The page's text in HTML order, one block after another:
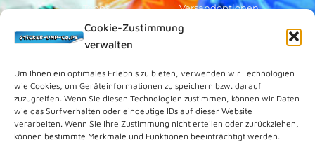
Cookie-Zustimmung
verwalten
Um Ihnen ein optimales Erlebnis zu bieten, verwenden wir Technologien
wie Cookies, um Geräteinformationen zu speichern bzw. darauf
zuzugreifen. Wenn Sie diesen Technologien zustimmen, können wir Daten
wie das Surfverhalten oder eindeutige IDs auf dieser Website
verarbeiten. Wenn Sie Ihre Zustimmung nicht erteilen oder zurückziehen,
können bestimmte Merkmale und Funktionen beeinträchtigt werden.
Topps
Blue Ocean
Sammelfiguren
Vorverkauf
Versandoptionen
Zahlungsoptionen
Über Uns
Rechtliches
Kundenkonto